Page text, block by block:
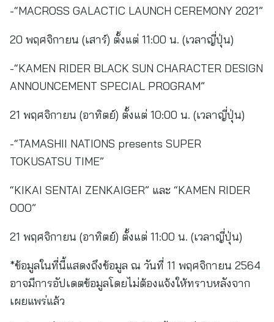
-“MACROSS GALACTIC LAUNCH CEREMONY 2021”
20 พฤศจิกายน (เสาร์) ตั้งแต่ 11:00 น. (เวลาญี่ปุ่น)
-“KAMEN RIDER BLACK SUN CHARACTER DESIGN
ANNOUNCEMENT SPECIAL PROGRAM”
21 พฤศจิกายน (อาทิตย์) ตั้งแต่ 10:00 น. (เวลาญี่ปุ่น)
-“TAMASHII NATIONS presents SUPER
TOKUSATSU TIME”
“KIKAI SENTAI ZENKAIGER” และ “KAMEN RIDER
OOO”
21 พฤศจิกายน (อาทิตย์) ตั้งแต่ 11:00 น. (เวลาญี่ปุ่น)
*ข้อมูลในที่นี้แสดงถึงข้อมูล ณ วันที่ 11 พฤศจิกายน 2564
อาจมีการอัปเดตข้อมูลโดยไม่ต้องแจ้งให้ทราบหลังจาก
เผยแพร่แล้ว